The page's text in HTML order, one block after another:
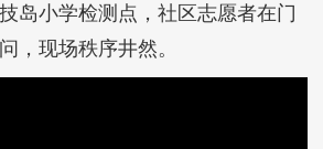
岛小学检测点，社区志愿者在门
，现场秩序井然。